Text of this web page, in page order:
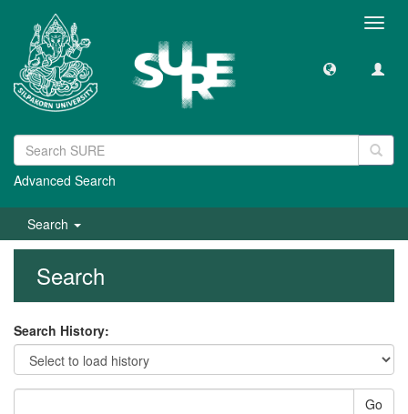
Advanced Search
Search
Search
Search History:
Go